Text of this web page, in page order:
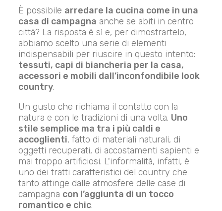
È possibile arredare la cucina come in una
casa di campagna anche se abiti in centro
città? La risposta è sì e, per dimostrartelo,
abbiamo scelto una serie di elementi
indispensabili per riuscire in questo intento:
tessuti, capi di biancheria per la casa,
accessori e mobili dall’inconfondibile look
country.
Un gusto che richiama il contatto con la
natura e con le tradizioni di una volta. Uno
stile semplice ma tra i più caldi e
accoglienti, fatto di materiali naturali, di
oggetti recuperati, di accostamenti sapienti e
mai troppo artificiosi. L'informalità, infatti, è
uno dei tratti caratteristici del country che
tanto attinge dalle atmosfere delle case di
campagna con l’aggiunta di un tocco
romantico e chic.